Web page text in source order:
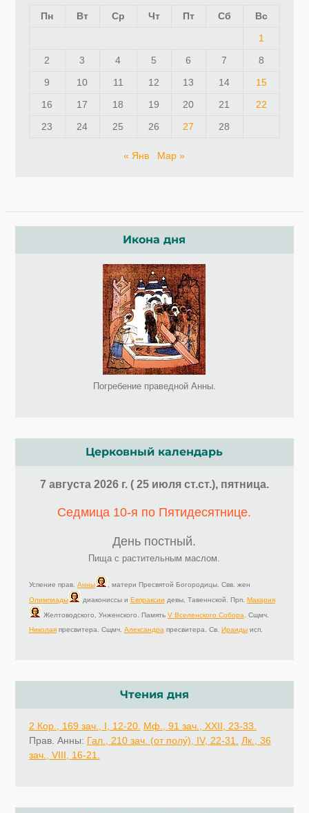
Пн Вт Ср Чт Пт Сб
Вс
1
2
3 4 5 6 7
8
9
10 11 12 13 14
15
16
17 18 19 20 21
22
23
24 25 26 27 28
« Янв Мар »
Икона дня
Погребение праведной Анны.
Церковный календарь
7 августа 2026 г. ( 25 июля ст.ст.), пятница.
Седмица 10-я по Пятидесятнице.
День постный.
Пища с растительным маслом.
Успение прав. Анны
, матери Пресвятой Богородицы. Свв. жен
Олимпиады
диакониссы и Евпраксии девы, Тавеннской. Прп. Макария
Желтоводского, Унженского. Память V Вселенского Собора . Сщмч.
Николаяпресвитера. Сщмч. Александра пресвитера. Св. Ираидыисп.
Чтения дня
2 Кор., 169 зач., I, 12-20. Мф., 91 зач., XXII, 23-33.
Прав. Анны: Гал., 210 зач. (от полу́), IV, 22-31.
Лк., 36
зач., VIII, 16-21.